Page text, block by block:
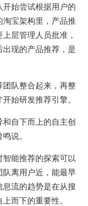
始尝试根据用户的
宝架构里，产品推
层管理人员批准，
现的产品推荐，是
队整合起来，再整
始研发推荐引擎。
和自下而上的自主创
说。
能推荐的探索可以
离用户近，能最早
流的趋势是在从搜
而下的重要性。